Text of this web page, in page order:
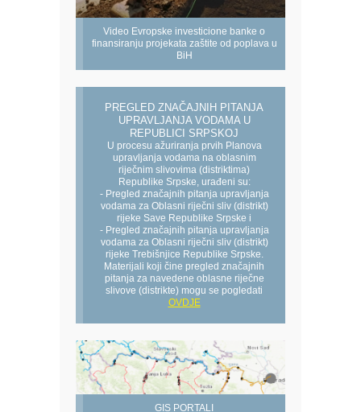
Video Evropske investicione banke o
finansiranju projekata zaštite od poplava u
BiH
PREGLED ZNAČAJNIH PITANJA
UPRAVLJANJA VODAMA U
REPUBLICI SRPSKOJ
U procesu ažuriranja prvih Planova
upravljanja vodama na oblasnim
riječnim slivovima (distriktima)
Republike Srpske, urađeni su:
- Pregled značajnih pitanja upravljanja
vodama za Oblasni riječni sliv (distrikt)
rijeke Save Republike Srpske i
- Pregled značajnih pitanja upravljanja
vodama za Oblasni riječni sliv (distrikt)
rijeke Trebišnjice Republike Srpske.
Materijali koji čine pregled značajnih
pitanja za navedene oblasne riječne
slivove (distrikte) mogu se pogledati
OVDJE
GIS PORTALI